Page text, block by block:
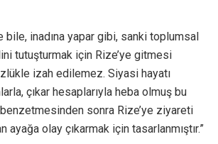
bile, inadına yapar gibi, sanki toplumsal
tutuşturmak için Rize’ye gitmesi
izah edilemez. Siyasi hayatı
çıkar hesaplarıyla heba olmuş bu
sonra Rize’ye ziyareti
ayağa olay çıkarmak için tasarlanmıştır.”